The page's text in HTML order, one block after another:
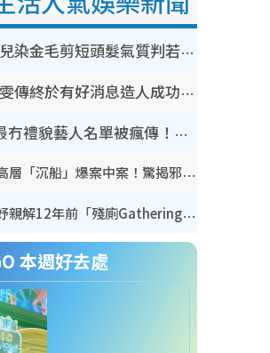
簡淑兒染金毛剪短頭髮氣質判若兩人！嚇壞老公麥大力都認唔出：「你做咩事？」
湯洛雯傳終於有好消息造人成功！兩大細節曝孕味極濃惹猜測：大肚婆先會咁！
8大最冇禮貌藝人名單被瘋傳！網民揭發明星真面目 一致數臭呢位係無品天花板？
銀行高層「沉船」爆案中案！驚揭邪教洗腦操控賣淫被吞600萬 幕後黑手講多錯多
林芊妤親解12年前「殘廁Gathering」真相！高層解約一句話重創尊嚴至今拒返TVB
本週好去處